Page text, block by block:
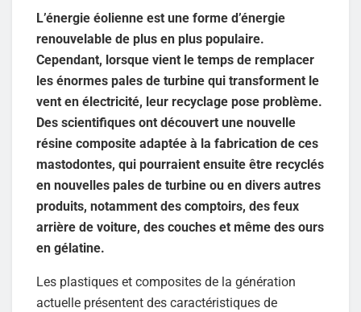
L’énergie éolienne est une forme d’énergie
renouvelable de plus en plus populaire.
Cependant, lorsque vient le temps de remplacer
les énormes pales de turbine qui transforment le
vent en électricité, leur recyclage pose problème.
Des scientifiques ont découvert une nouvelle
résine composite adaptée à la fabrication de ces
mastodontes, qui pourraient ensuite être recyclés
en nouvelles pales de turbine ou en divers autres
produits, notamment des comptoirs, des feux
arrière de voiture, des couches et même des ours
en gélatine.
Les plastiques et composites de la génération
actuelle présentent des caractéristiques de